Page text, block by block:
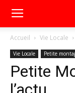
Accueil Vie Locale
Vie Locale Petite
Petite